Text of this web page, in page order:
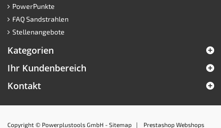
PowerPunkte
FAQ Sandstrahlen
Stellenangebote
Kategorien
Ihr Kundenbereich
Kontakt
Copyright © Powerplustools GmbH - Sitemap | Prestashop Webshops